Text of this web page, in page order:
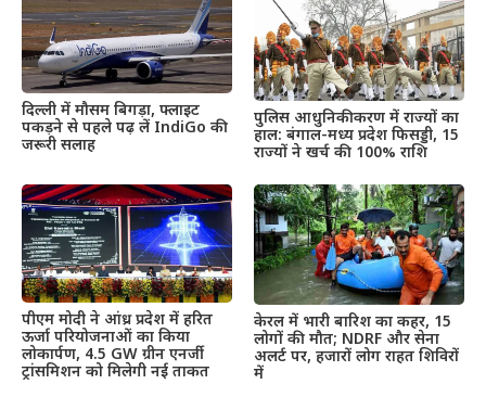
दिल्ली में मौसम बिगड़ा, फ्लाइट
पकड़ने से पहले पढ़ लें IndiGo की
जरूरी सलाह
पुलिस आधुनिकीकरण में राज्यों का
हाल: बंगाल-मध्य प्रदेश फिसड्डी, 15
राज्यों ने खर्च की 100% राशि
पीएम मोदी ने आंध्र प्रदेश में हरित
ऊर्जा परियोजनाओं का किया
लोकार्पण, 4.5 GW ग्रीन एनर्जी
ट्रांसमिशन को मिलेगी नई ताकत
केरल में भारी बारिश का कहर, 15
लोगों की मौत; NDRF और सेना
अलर्ट पर, हजारों लोग राहत शिविरों
में